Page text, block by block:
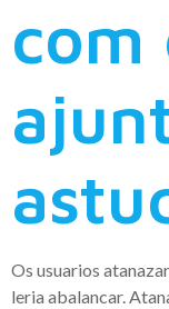
com
Os usuarios
leria abalancar.